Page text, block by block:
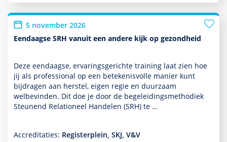
5 november 2026
Eendaagse SRH vanuit een andere kijk op gezondheid
Deze eendaagse, ervaringsgerichte training laat zien hoe
jij als professional op een bete­kenisvolle manier kunt
bijdragen aan herstel, eigen regie en duurzaam
welbevinden. Dit doe je door de bege­lei­dingsmetho­diek
Steunend Relationeel Han­delen (SRH) te …
Accreditaties: Registerplein, SKJ, V&V